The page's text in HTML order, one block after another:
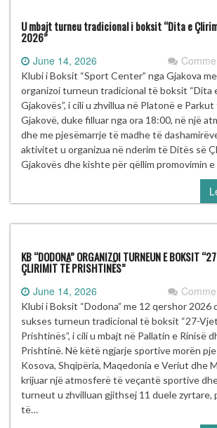
U mbajt turneu tradicional i boksit “Dita e
2026”
June 14, 2026
Klubi i Boksit “Sport Center” nga Gjakova
organizoi turneun tradicional të boksit “Dita
Gjakovës”, i cili u zhvillua në Platonë e
Gjakovë, duke filluar nga ora 18:00, në një
dhe me pjesëmarrje të madhe të
aktivitet u organizua në nderim të Ditës së
Gjakovës dhe kishte për qëllim promovimin
KB “DODONA” ORGANIZOI TURNEUN E BOKSIT
ÇLIRIMIT TË PRISHTINËS”
June 14, 2026
Klubi i Boksit “Dodona” me 12 qershor 2026
sukses turneun tradicional të boksit “27-
Prishtinës”, i cili u mbajt në Pallatin e Rinisë
Prishtinë. Në këtë ngjarje sportive morën
Kosova, Shqipëria, Maqedonia e Veriut dhe
krijuar një atmosferë të veçantë sportive
turneut u zhvilluan gjithsej 11 duele zyrtare,
të…